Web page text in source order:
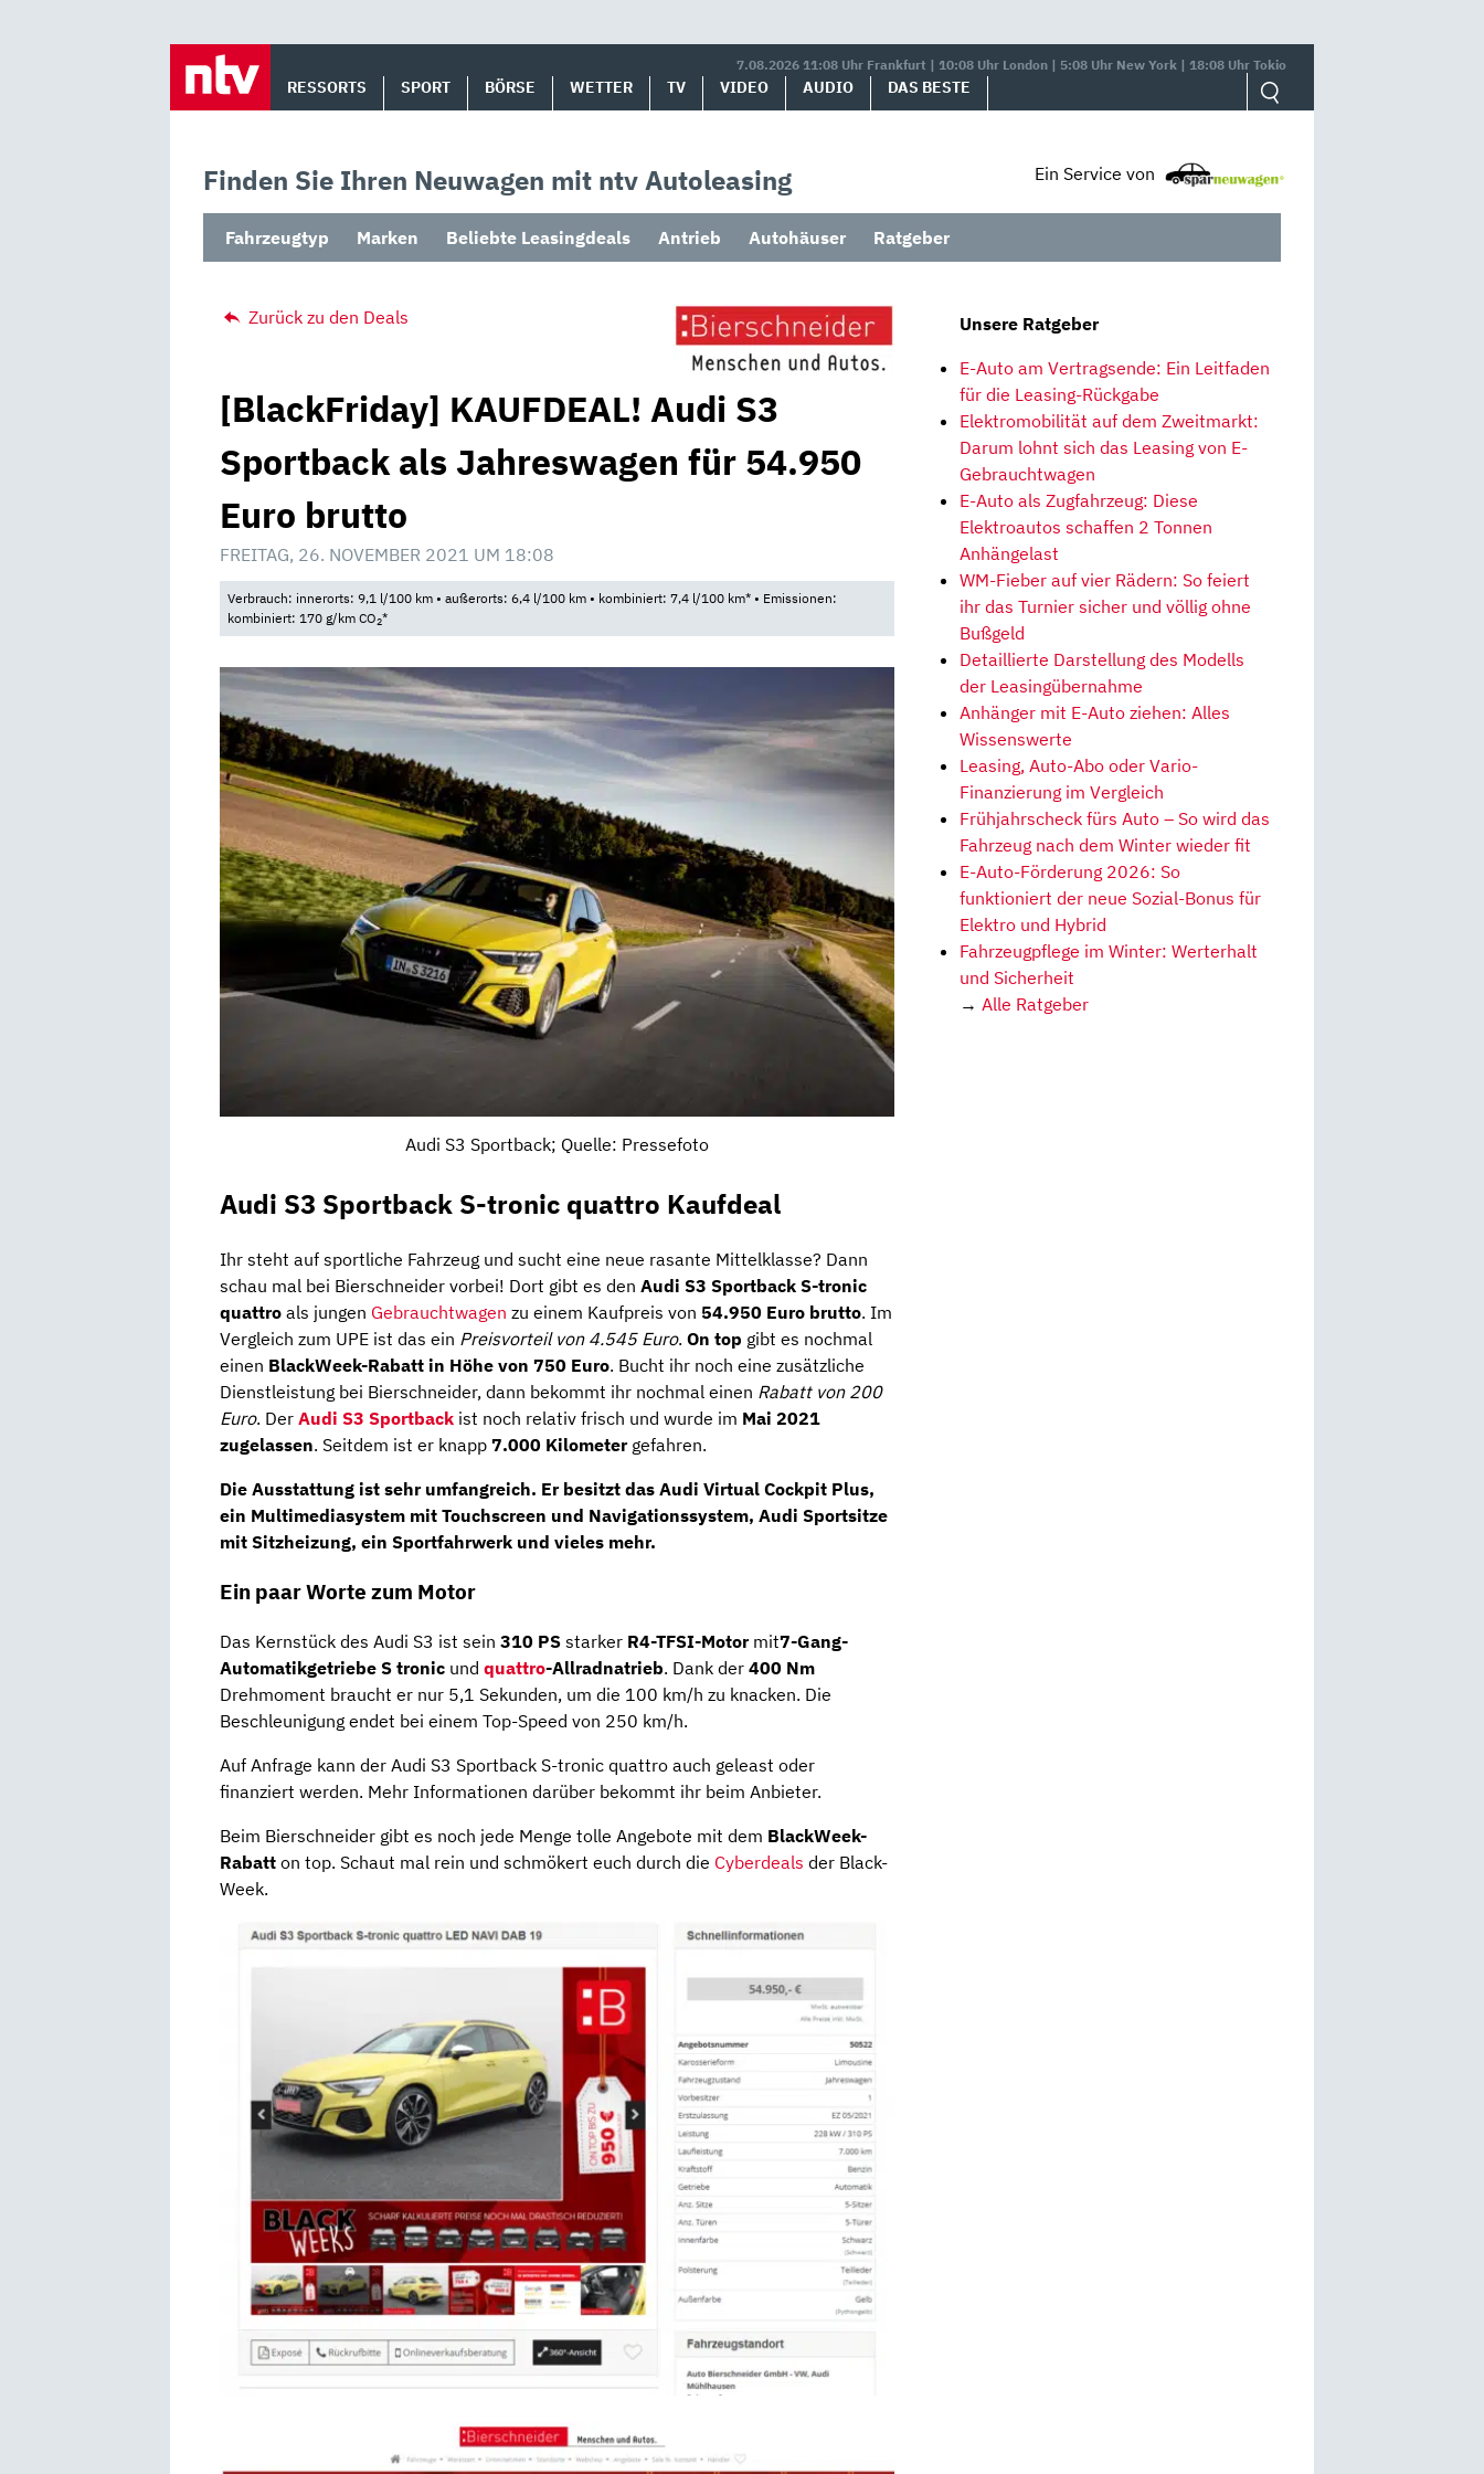
7.08.2026 11:08 Uhr Frankfurt | 10:08 Uhr London | 5:08 Uhr New York | 18:08 Uhr Tokio
RESSORTS SPORT BÖRSE WETTER TV VIDEO AUDIO DAS BESTE
Finden Sie Ihren Neuwagen mit ntv Autoleasing Ein Service von
Fahrzeugtyp Marken Beliebte Leasingdeals Antrieb Autohäuser Ratgeber
Zurück zu den Deals
[BlackFriday] KAUFDEAL! Audi S3
Sportback als Jahreswagen für 54.950
Euro brutto
FREITAG, 26. NOVEMBER 2021 UM 18:08
Verbrauch: innerorts: 9,1 l/100 km • außerorts: 6,4 l/100 km • kombiniert: 7,4 l/100 km* • Emissionen:
kombiniert: 170 g/km CO2*
Audi S3 Sportback; Quelle: Pressefoto
Audi S3 Sportback S-tronic quattro Kaufdeal
Ihr steht auf sportliche Fahrzeug und sucht eine neue rasante Mittelklasse? Dann
schau mal bei Bierschneider vorbei! Dort gibt es den Audi S3 Sportback S-tronic
quattro als jungen Gebrauchtwagen zu einem Kaufpreis von 54.950 Euro brutto. Im
Vergleich zum UPE ist das ein Preisvorteil von 4.545 Euro. On top gibt es nochmal
einen BlackWeek-Rabatt in Höhe von 750 Euro. Bucht ihr noch eine zusätzliche
Dienstleistung bei Bierschneider, dann bekommt ihr nochmal einen Rabatt von 200
Euro. Der Audi S3 Sportback ist noch relativ frisch und wurde im Mai 2021
zugelassen. Seitdem ist er knapp 7.000 Kilometergefahren.
Die Ausstattung ist sehr umfangreich. Er besitzt das Audi Virtual Cockpit Plus,
ein Multimediasystem mit Touchscreen und Navigationssystem, Audi Sportsitze
mit Sitzheizung, ein Sportfahrwerk und vieles mehr.
Ein paar Worte zum Motor
Das Kernstück des Audi S3 ist sein 310 PS starker R4-TFSI-Motormit7-Gang-
Automatikgetriebe S tronic und quattro-Allradnatrieb. Dank der 400 Nm
Drehmoment braucht er nur 5,1 Sekunden, um die 100 km/h zu knacken. Die
Beschleunigung endet bei einem Top-Speed von 250 km/h.
Auf Anfrage kann der Audi S3 Sportback S-tronic quattro auch geleast oder
finanziert werden. Mehr Informationen darüber bekommt ihr beim Anbieter.
Beim Bierschneider gibt es noch jede Menge tolle Angebote mit dem BlackWeek-
Rabatt on top. Schaut mal rein und schmökert euch durch die Cyberdeals der Black-
Week.
Unsere Ratgeber
E-Auto am Vertragsende: Ein Leitfaden
für die Leasing-Rückgabe
Elektromobilität auf dem Zweitmarkt:
Darum lohnt sich das Leasing von E-
Gebrauchtwagen
E-Auto als Zugfahrzeug: Diese
Elektroautos schaffen 2 Tonnen
Anhängelast
WM-Fieber auf vier Rädern: So feiert
ihr das Turnier sicher und völlig ohne
Bußgeld
Detaillierte Darstellung des Modells
der Leasingübernahme
Anhänger mit E-Auto ziehen: Alles
Wissenswerte
Leasing, Auto-Abo oder Vario-
Finanzierung im Vergleich
Frühjahrscheck fürs Auto – So wird das
Fahrzeug nach dem Winter wieder fit
E-Auto-Förderung 2026: So
funktioniert der neue Sozial-Bonus für
Elektro und Hybrid
Fahrzeugpflege im Winter: Werterhalt
und Sicherheit
→ Alle Ratgeber